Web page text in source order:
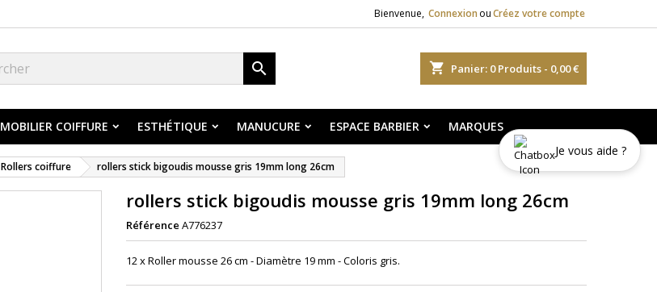
Bienvenue, Connexion ouCréez votre compte
shopping_cart Panier: 0Produits - 0,00 €

MOBILIER COIFFURE ESTHÉTIQUE MANUCURE ESPACE BARBIER MARQUES
Rollers coiffure rollers stick bigoudis mousse gris 19mm long 26cm
rollers stick bigoudis mousse gris 19mm long 26cm
Référence A776237
12 x Roller mousse 26 cm - Diamètre 19 mm - Coloris gris.
Je vous aide ?